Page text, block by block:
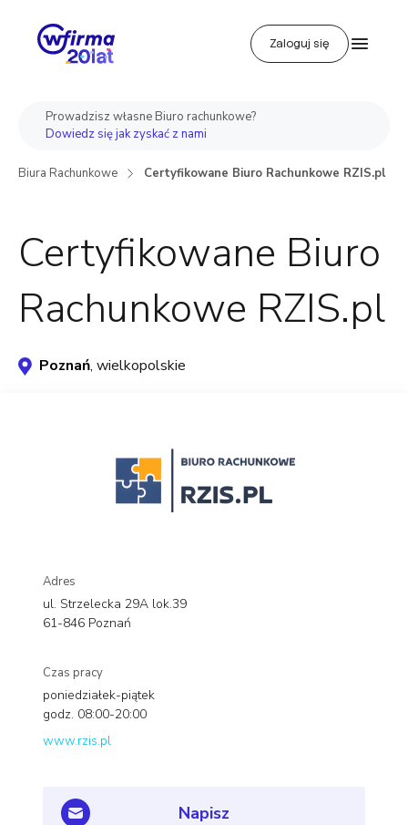
Zaloguj się
Biura Rachunkowe Certyfikowane Biuro Rachunkowe RZIS.pl
Prowadzisz własne Biuro rachunkowe?
Dowiedz się jak zyskać z nami
Certyfikowane Biuro
Rachunkowe RZIS.pl
Poznań, wielkopolskie
Adres
ul. Strzelecka 29A lok.39
61-846 Poznań
Czas pracy
poniedziałek-piątek
godz. 08:00-20:00
www.rzis.pl
Napisz